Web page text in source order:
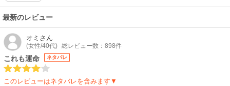
最新のレビュー
オミ さん
(女性/40代) 総レビュー数：898件
これも運命 ネタバレ
このレビューはネタバレを含みます▼